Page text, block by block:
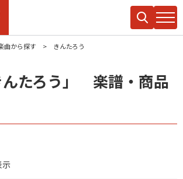
曲から探す きんたろう
んたろう」 楽譜・商品